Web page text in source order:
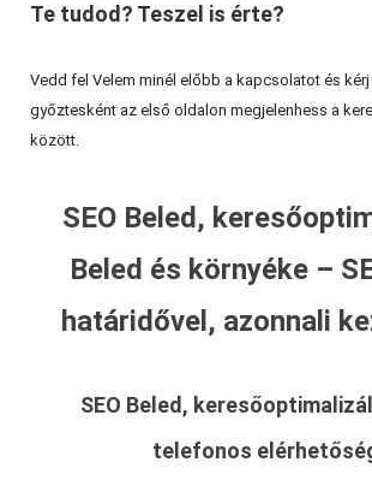
Te tudod? Teszel is érte?
Vedd fel Velem minél előbb a kapcsolatot és
győztesként az első oldalon megjelenhess a
között.
SEO Beled,
Beled és környéke –
határidővel, azonnali
SEO Beled,
telefonos